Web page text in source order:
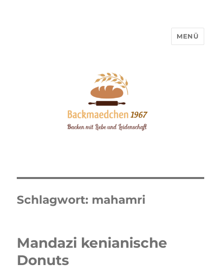
MENÜ
Schlagwort: mahamri
Mandazi kenianische
Donuts